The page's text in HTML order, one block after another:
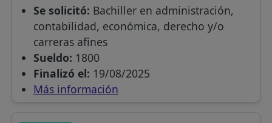
Se solicitó: Bachiller en administración,
contabilidad, económica, derecho y/o
carreras afines
Sueldo: 1800
Finalizó el: 19/08/2025
Más información